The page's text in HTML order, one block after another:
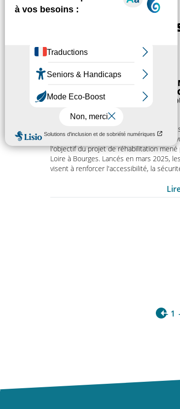
Autres
RÉHABILITATION DE LA
SIMONE DE BEAUVOIR À
CONFORT ET ACCESSIBILITÉ
Améliorer durablement le cadre de vie
la résidence autonomie Simone de
l'objectif du projet de réhabilitation mené
Loire à Bourges. Lancés en mars 2025,
visent à renforcer l'accessibilité, la
1